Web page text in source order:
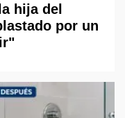
hija del
por un